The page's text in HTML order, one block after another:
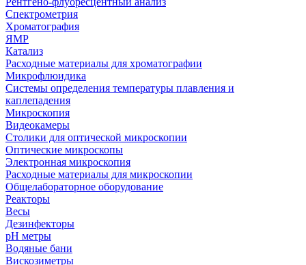
Спектрометрия
Хроматография
ЯМР
Катализ
Расходные материалы для хроматографии
Микрофлюидика
Системы определения температуры плавления и
каплепадения
Микроскопия
Видеокамеры
Столики для оптической микроскопии
Оптические микроскопы
Электронная микроскопия
Расходные материалы для микроскопии
Общелабораторное оборудование
Реакторы
Весы
Дезинфекторы
рН метры
Водяные бани
Вискозиметры